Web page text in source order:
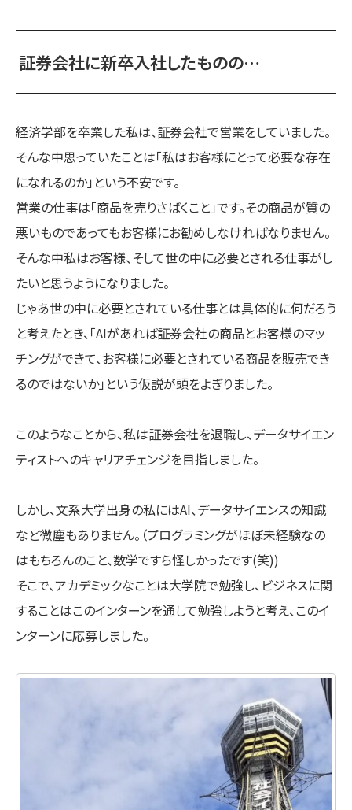
証券会社に新卒入社したものの…
経済学部を卒業した私は、証券会社で営業をしていました。
そんな中思っていたことは「私はお客様にとって必要な存在
になれるのか」という不安です。
営業の仕事は「商品を売りさばくこと」です。その商品が質の
悪いものであってもお客様にお勧めしなければなりません。
そんな中私はお客様、そして世の中に必要とされる仕事がし
たいと思うようになりました。
じゃあ世の中に必要とされている仕事とは具体的に何だろう
と考えたとき、「AIがあれば証券会社の商品とお客様のマッ
チングができて、お客様に必要とされている商品を販売でき
るのではないか」という仮説が頭をよぎりました。
このようなことから、私は証券会社を退職し、データサイエン
ティストへのキャリアチェンジを目指しました。
しかし、文系大学出身の私にはAI、データサイエンスの知識
など微塵もありません。（プログラミングがほぼ未経験なの
はもちろんのこと、数学ですら怪しかったです(笑))
そこで、アカデミックなことは大学院で勉強し、ビジネスに関
することはこのインターンを通して勉強しようと考え、このイ
ンターンに応募しました。